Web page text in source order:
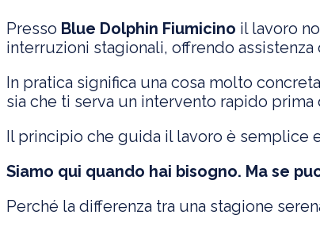
Presso Blue Dolphin Fiumicino il lavoro
interruzioni stagionali, offrendo
In pratica significa una cosa molto
sia che ti serva un intervento rapido prima
Il principio che guida il lavoro è semplice
Siamo qui quando hai bisogno. Ma se
Perché la differenza tra una stagione